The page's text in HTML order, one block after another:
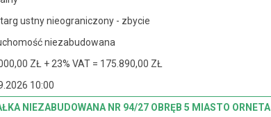
ustny nieograniczony - zbycie
niezabudowana
ZŁ + 23% VAT = 175.890,00 ZŁ
10:00
NIEZABUDOWANA NR 94/27 OBRĘB 5 MIASTO ORNETA